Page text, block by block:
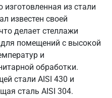
из стали
известен своей
делает стеллажи
помещений с высокой
и
обработки.
стали AISI 430 и
сталь AISI 304.